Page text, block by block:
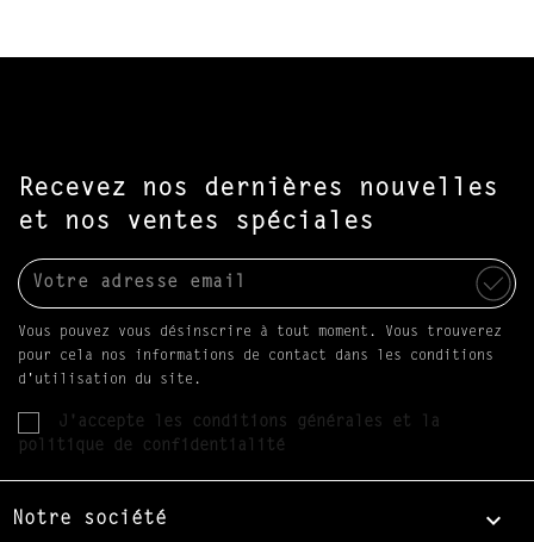
Recevez nos dernières nouvelles
et nos ventes spéciales
Vous pouvez vous désinscrire à tout moment. Vous trouverez
pour cela nos informations de contact dans les conditions
d'utilisation du site.
J'accepte les conditions générales et la
politique de confidentialité
Notre société 